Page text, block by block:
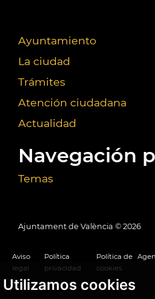
Utilizamos cookies
Ayuntamiento
La ciudad
Trámites
Atención ciudadana
Actualidad
Navegación
Temas
Ajuntament de València © 2026
Aviso
legal
Política
privacidad
Política de
cookies